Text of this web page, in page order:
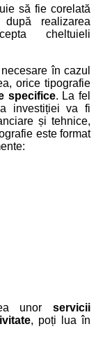
să fie corelată
realizarea
cheltuieli
în cazul
orice tipografie
specifice. La fel
investiției va fi
și tehnice,
este format
unor servicii
, poți lua în